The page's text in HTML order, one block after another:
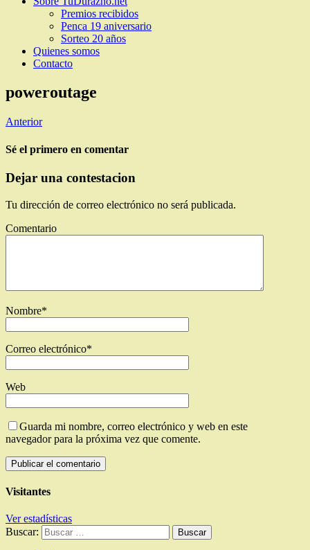
Premios recibidos
Penca 19 aniversario
Sorteo 20 años
Quienes somos
Contacto
poweroutage
Anterior
Sé el primero en comentar
Dejar una contestacion
Tu dirección de correo electrónico no será publicada.
Comentario
Nombre*
Correo electrónico*
Web
Guarda mi nombre, correo electrónico y web en este
navegador para la próxima vez que comente.
Visitantes
Ver estadísticas
Buscar: